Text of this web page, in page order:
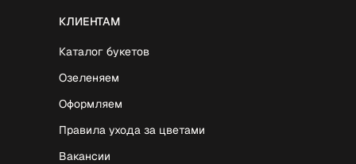
КЛИЕНТАМ
Каталог букетов
Озеленяем
Оформляем
Правила ухода за цветами
Вакансии